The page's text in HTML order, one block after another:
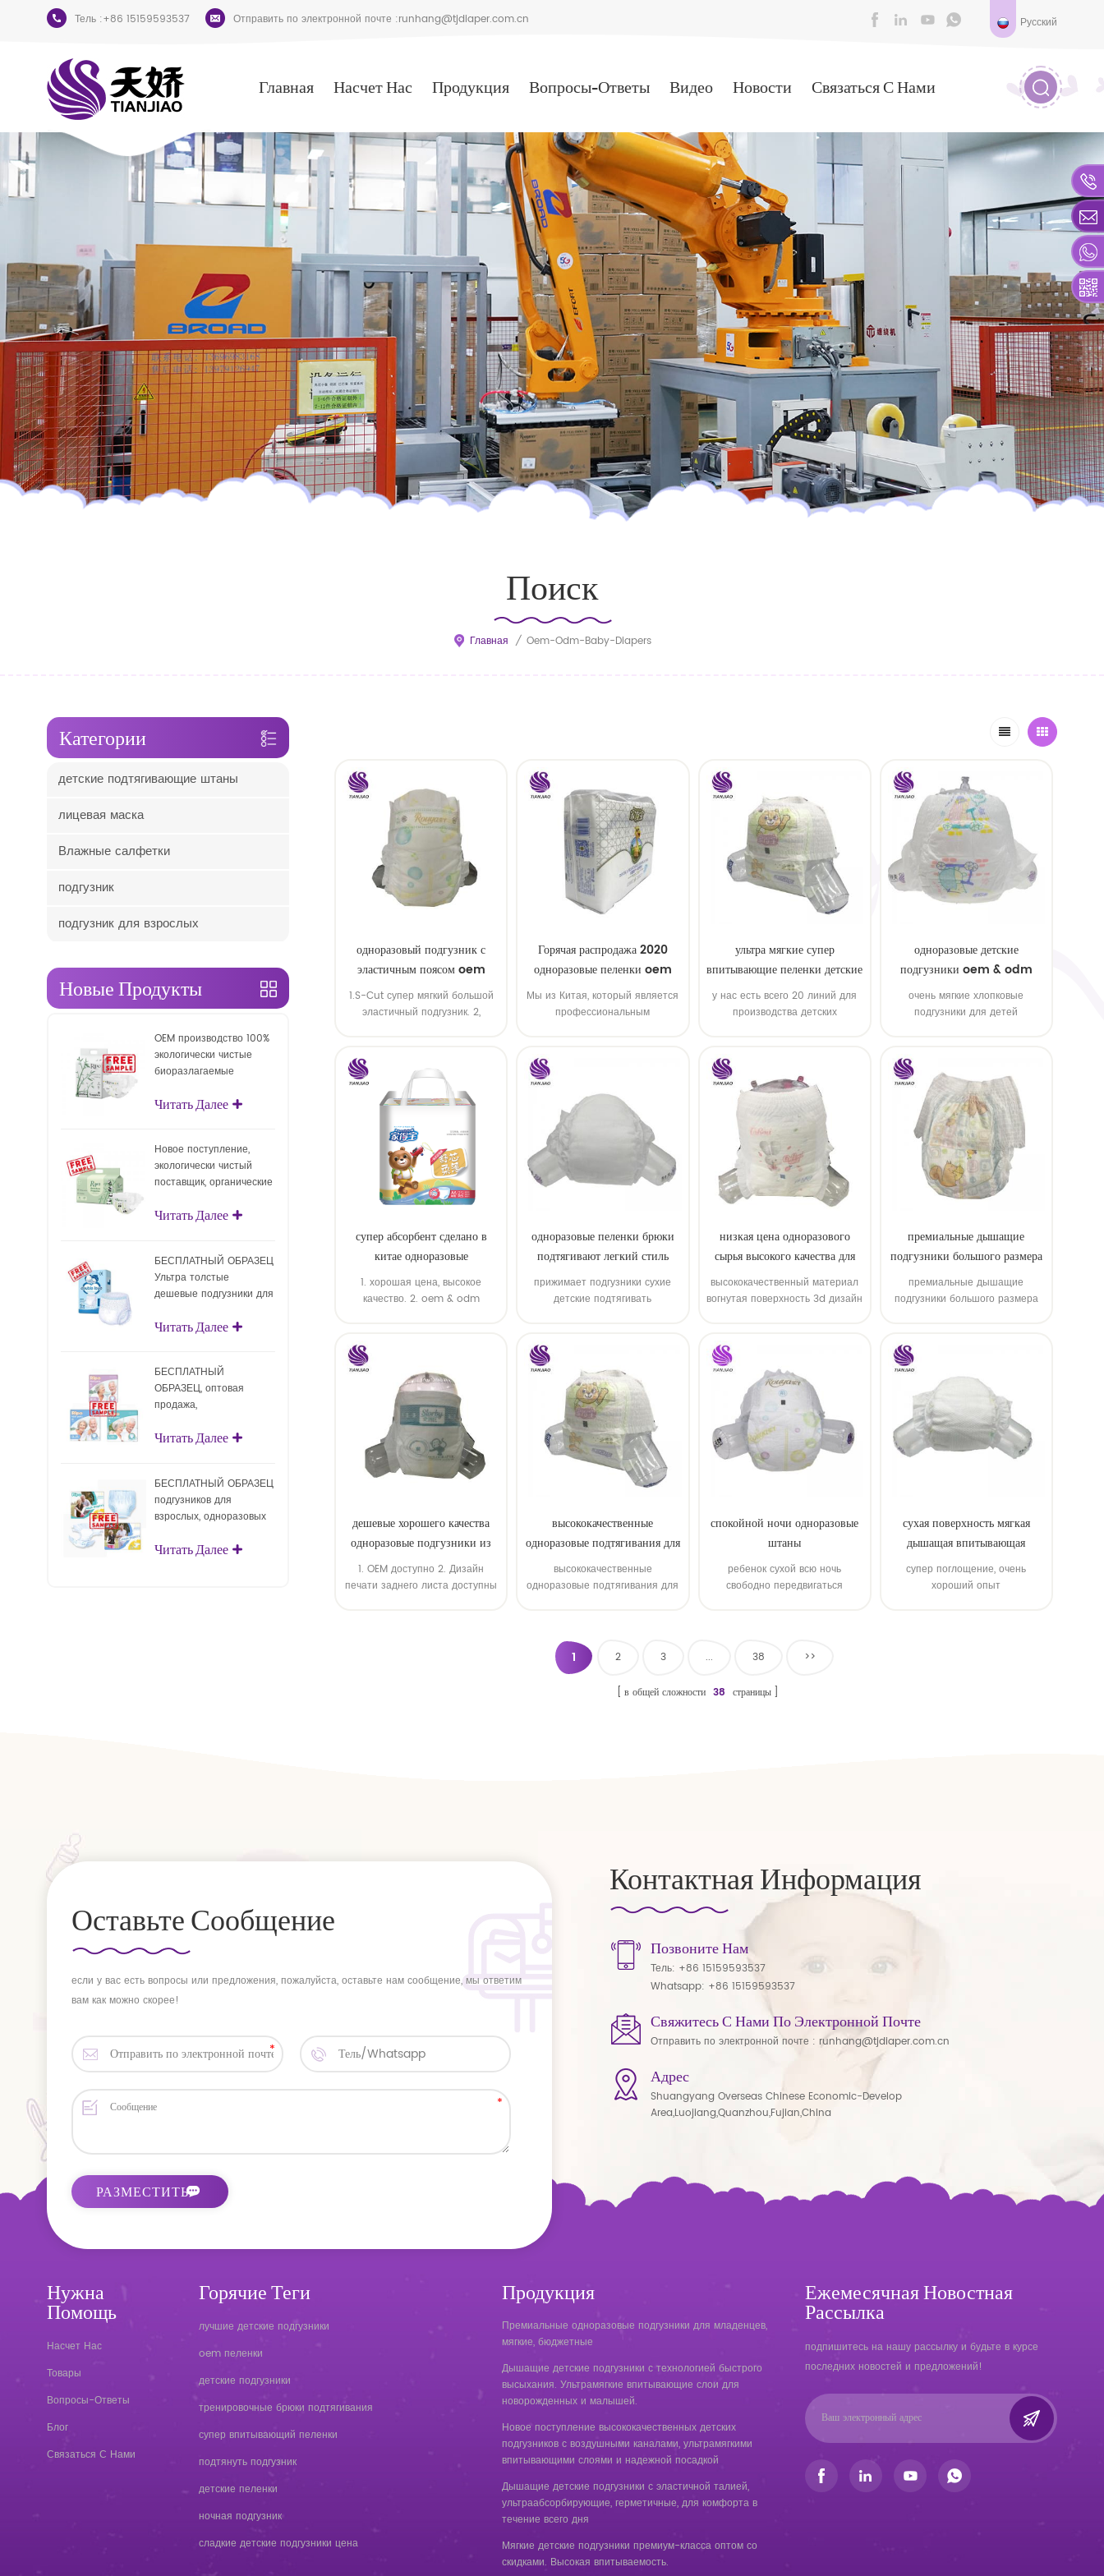
Тель :+86 15159593537 Отправить по электронной почте :runhang@tjdiaper.com.cn Русский
Главная Насчет Нас Продукция Вопросы-Ответы Видео Новости Связаться С Нами
Поиск
Главная / Oem-Odm-Baby-Diapers
одноразовый подгузник с
эластичным поясом oem
order
1.S-Cut супер мягкий большой
эластичный подгузник. 2,
Горячая распродажа 2020
одноразовые пеленки oem
service
Мы из Китая, который является
профессиональным
ультра мягкие супер
впитывающие пеленки детские
образцы
у нас есть всего 20 линий для
производства детских
одноразовые детские
подгузники oem & odm
оптом
очень мягкие хлопковые
подгузники для детей
супер абсорбент сделано в
китае одноразовые
тренировочные детские штаны
1. хорошая цена, высокое
качество. 2. oem & odm
одноразовые пеленки брюки
подтягивают легкий стиль
прижимает подгузники сухие
детские подтягивать
низкая цена одноразового
сырья высокого качества для
пеленки штаны
высококачественный материал
вогнутая поверхность 3d дизайн
премиальные дышащие
подгузники большого размера
премиальные дышащие
подгузники большого размера
дешевые хорошего качества
одноразовые подгузники из
Китая
1. OEM доступно 2. Дизайн
печати заднего листа доступны
высококачественные
одноразовые подтягивания для
ребенка
высококачественные
одноразовые подтягивания для
спокойной ночи одноразовые
штаны
ребенок сухой всю ночь
свободно передвигаться
сухая поверхность мягкая
дышащая впитывающая
пеленка
супер поглощение, очень
хороший опыт
1 2 3 ... 38 >>
в общей сложности 38 страницы
Категории
детские подтягивающие штаны
лицевая маска
Влажные салфетки
подгузник
подгузник для взрослых
Новые Продукты
OEM производство 100%
экологически чистые
биоразлагаемые
подгузники с
Читать Далее
Новое поступление,
экологически чистый
поставщик, органические
продажа,
Читать Далее
БЕСПЛАТНЫЙ ОБРАЗЕЦ
Ультра толстые
дешевые подгузники для
подгузники для взрослых
Читать Далее
БЕСПЛАТНЫЙ
ОБРАЗЕЦ, оптовая
продажа,
подгузники для
Читать Далее
БЕСПЛАТНЫЙ ОБРАЗЕЦ
подгузников для
взрослых, одноразовых
взрослых для взрослых
Читать Далее
Оставьте Сообщение
если у вас есть вопросы или предложения, пожалуйста, оставьте нам сообщение, мы ответим
вам как можно скорее!
Контактная Информация
Позвоните Нам
Тель: +86 15159593537
Whatsapp: +86 15159593537
Свяжитесь С Нами По Электронной Почте
Отправить по электронной почте : runhang@tjdiaper.com.cn
Адрес
Shuangyang Overseas Chinese Economic-Develop
Area,Luojiang,Quanzhou,Fujian,China
Нужна
Помощь
Насчет Нас
Товары
Вопросы-Ответы
Блог
Связаться С Нами
Горячие Теги
лучшие детские подгузники
oem пеленки
детские подгузники
тренировочные брюки подтягивания
супер впитывающий пеленки
подтянуть подгузник
детские пеленки
ночная подгузник
сладкие детские подгузники цена
Продукция
Премиальные одноразовые подгузники для младенцев,
мягкие, бюджетные
Дышащие детские подгузники с технологией быстрого
высыхания. Ультрамягкие впитывающие слои для
новорожденных и малышей.
Новое поступление высококачественных детских
подгузников с воздушными каналами, ультрамягкими
впитывающими слоями и надежной посадкой
Дышащие детские подгузники с эластичной талией,
ультраабсорбирующие, герметичные, для комфорта в
течение всего дня
Мягкие детские подгузники премиум-класса оптом со
скидками. Высокая впитываемость.
Ежемесячная Новостная
Рассылка
подпишитесь на нашу рассылку и будьте в курсе
последних новостей и предложений!